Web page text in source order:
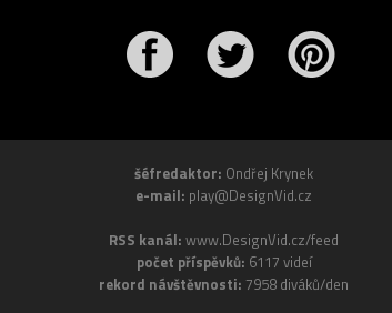
šéfredaktor: Ondřej Krynek
e-mail: play@DesignVid.cz
RSS kanál: www.DesignVid.cz/feed
počet příspěvků: 6117 videí
rekord návštěvnosti: 7958 diváků/den